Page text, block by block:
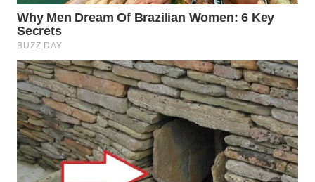
WAHANA
TRAVEL
WAHANA
TV
WAHANANEWS
ID